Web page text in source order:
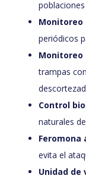
periódicos
Monitoreo
trampas
Control
naturales
evita el
Unidad de